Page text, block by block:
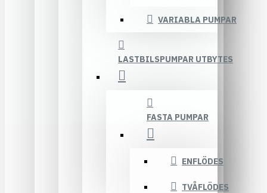
VARIABLA PUMPAR
LASTBILSPUMPAR UTBYTES
FASTA PUMPAR
ENFLÖDES
TVÅFLÖDES